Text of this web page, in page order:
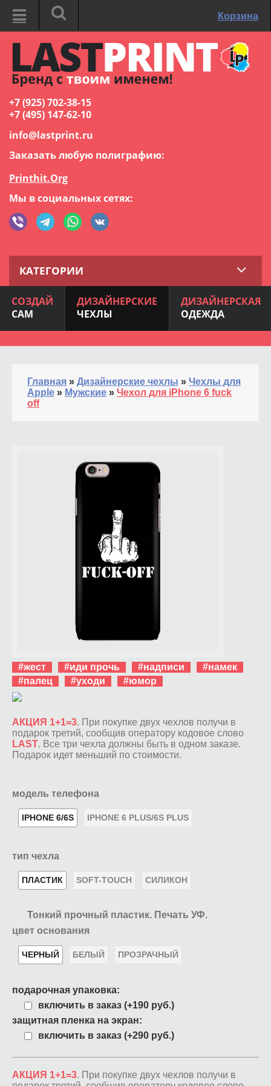
Корзина
+7 (925) 702-38-15
+7 (495) 147-62-10
info@lastprint.ru
Заказать любую полиграфию:
Printhit.Org
Мы в социальных сетях:
КАТЕГОРИИ
СОЗДАЙ
САМ
ДИЗАЙНЕРСКИЕ
ЧЕХЛЫ
ДИЗАЙНЕРСКАЯ
ОДЕЖДА
Главная » Дизайнерские чехлы » Чехлы для
Apple » Мужские » Чехол для iPhone 6 fuck
off
#жест #иди прочь #надписи
#намек
#палец
#уходи #юмор
АКЦИЯ 1+1=3. При покупке двух чехлов получи в
подарок третий, сообщив оператору кодовое слово
LAST. Все три чехла должны быть в одном заказе.
Подарок идет меньший по стоимости.
модель телефона
IPHONE 6/6S IPHONE 6 PLUS/6S PLUS
тип чехла
ПЛАСТИК SOFT-TOUCH СИЛИКОН
Тонкий прочный пластик. Печать УФ.
цвет основания
ЧЕРНЫЙ БЕЛЫЙ ПРОЗРАЧНЫЙ
подарочная упаковка:
включить в заказ (+190 руб.)
защитная пленка на экран:
включить в заказ (+290 руб.)
АКЦИЯ 1+1=3. При покупке двух чехлов получи в